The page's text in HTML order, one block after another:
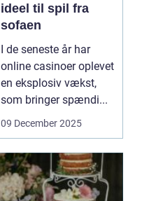
ideel til spil fra
sofaen
I de seneste år har
online casinoer oplevet
en eksplosiv vækst,
som bringer spændi...
09 December 2025